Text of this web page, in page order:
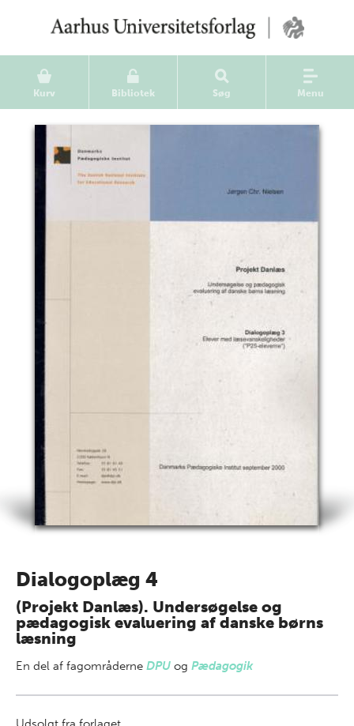
Kurv Bibliotek Søg Menu
Dialogoplæg 4
(Projekt Danlæs). Undersøgelse og
pædagogisk evaluering af danske børns
læsning
En del af fagområderne DPU og Pædagogik